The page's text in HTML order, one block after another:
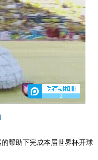
2
帮助下完成本届世界杯开球